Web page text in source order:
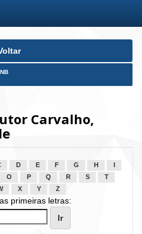
Carvalho,
D E F G H
O P Q R S
T
X Y Z
primeiras letras: